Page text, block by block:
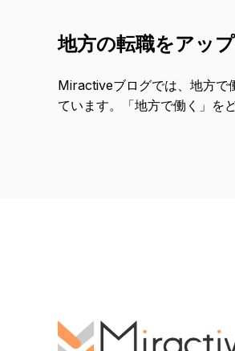
地方の転職をアッ
Miractiveブログでは、地方で
ています。「地方で働く」を